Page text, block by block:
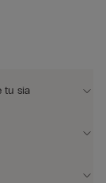
tu sia